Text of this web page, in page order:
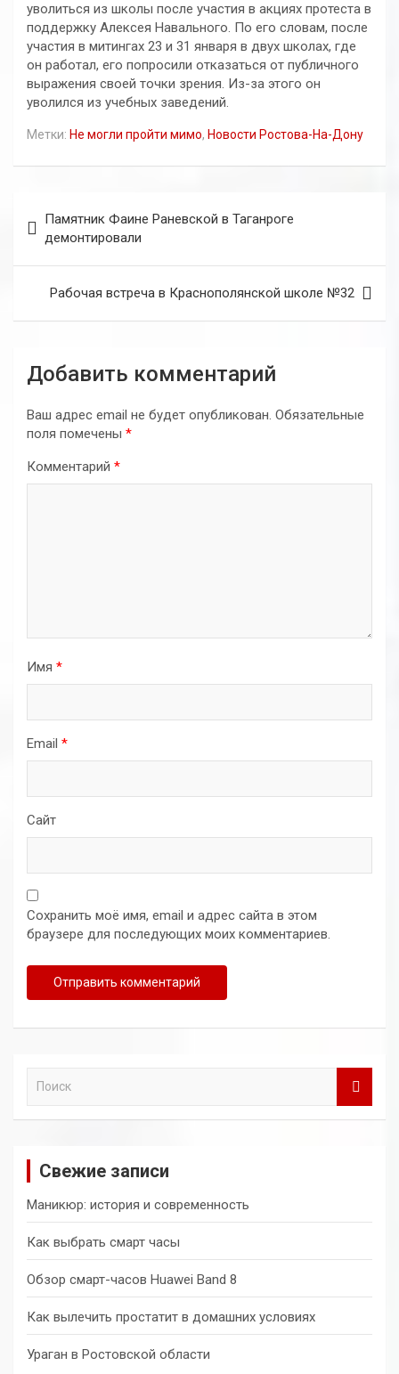
уволиться из школы после участия в акциях протеста в
поддержку Алексея Навального. По его словам, после
участия в митингах 23 и 31 января в двух школах, где
он работал, его попросили отказаться от публичного
выражения своей точки зрения. Из-за этого он
уволился из учебных заведений.
Метки: Не могли пройти мимо, Новости Ростова-На-Дону
по
записям
Памятник Фаине Раневской в Таганроге
демонтировали
Рабочая встреча в Краснополянской школе №32
Добавить комментарий
Ваш адрес email не будет опубликован. Обязательные
поля помечены *
Комментарий *
Имя *
Email *
Сайт
Сохранить моё имя, email и адрес сайта в этом
браузере для последующих моих комментариев.
Свежие записи
Маникюр: история и современность
Как выбрать смарт часы
Обзор смарт-часов Huawei Band 8
Как вылечить простатит в домашних условиях
Ураган в Ростовской области